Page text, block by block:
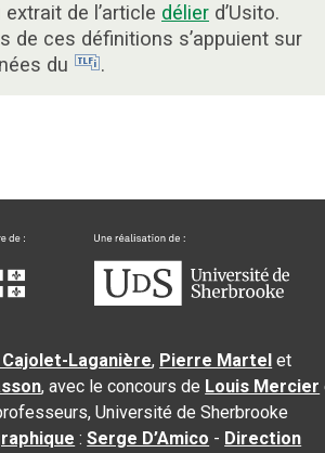
de l’article délier d’Usito.
de ces définitions s’appuient sur
du
.
Cajolet-Laganière, Pierre Martel et
, avec le concours de Louis Mercier
Université de Sherbrooke
:Serge D’Amico - Direction